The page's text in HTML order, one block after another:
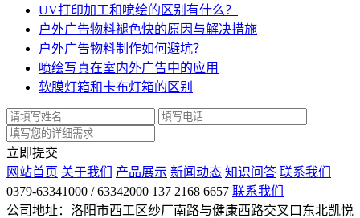
UV打印加工和喷绘的区别有什么？
户外广告物料褪色快的原因与解决措施
户外广告物料制作如何避坑？
喷绘写真在室内外广告中的应用
软膜灯箱和卡布灯箱的区别
立即提交
网站首页 关于我们 产品展示 新闻动态 知识问答 联系我们
0379-63341000 / 63342000 137 2168 6657 联系我们
公司地址：洛阳市西工区纱厂南路与健康西路交叉口东北凯悦